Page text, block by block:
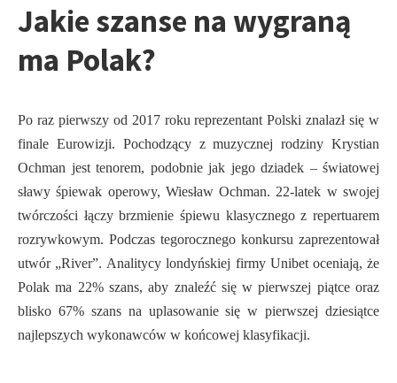
Jakie szanse na wygraną
ma Polak?
Po raz pierwszy od 2017 roku reprezentant Polski znalazł się w
finale Eurowizji. Pochodzący z muzycznej rodziny Krystian
Ochman jest tenorem, podobnie jak jego dziadek – światowej
sławy śpiewak operowy, Wiesław Ochman. 22-latek w swojej
twórczości łączy brzmienie śpiewu klasycznego z repertuarem
rozrywkowym. Podczas tegorocznego konkursu zaprezentował
utwór „River”. Analitycy londyńskiej firmy Unibet oceniają, że
Polak ma 22% szans, aby znaleźć się w pierwszej piątce oraz
blisko 67% szans na uplasowanie się w pierwszej dziesiątce
najlepszych wykonawców w końcowej klasyfikacji.